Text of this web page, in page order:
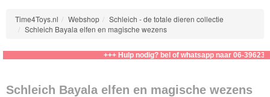
Baby
Born
Baby
Time4Toys.nl Webshop
Schleich - de totale dieren collectie
Schleich Bayala elfen en magische wezens
+++ Hulp nodig? bel of whatsapp naar 06-39623276
Schleich Bayala elfen en magische wezens